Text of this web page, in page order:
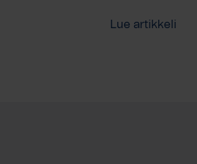
Lue artikkeli